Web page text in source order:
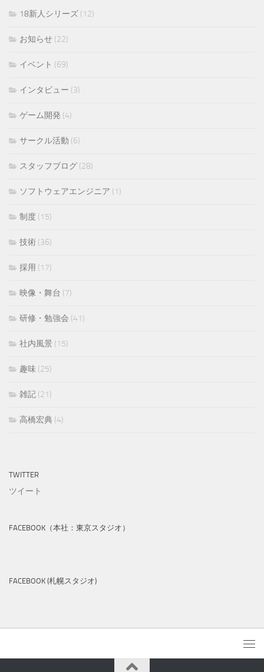
18新人シリーズ (12)
お知らせ (22)
イベント (69)
インタビュー (3)
ゲーム開発 (4)
サークル活動 (6)
スタッフブログ (28)
ソフトウェアエンジニア (1)
制度 (15)
技術 (36)
採用 (17)
映像・舞台 (7)
研修・勉強会 (41)
社内風景 (15)
趣味 (25)
雑記 (21)
高橋宏典 (4)
TWITTER
ツイート
FACEBOOK（本社：東京スタジオ）
FACEBOOK (札幌スタジオ)